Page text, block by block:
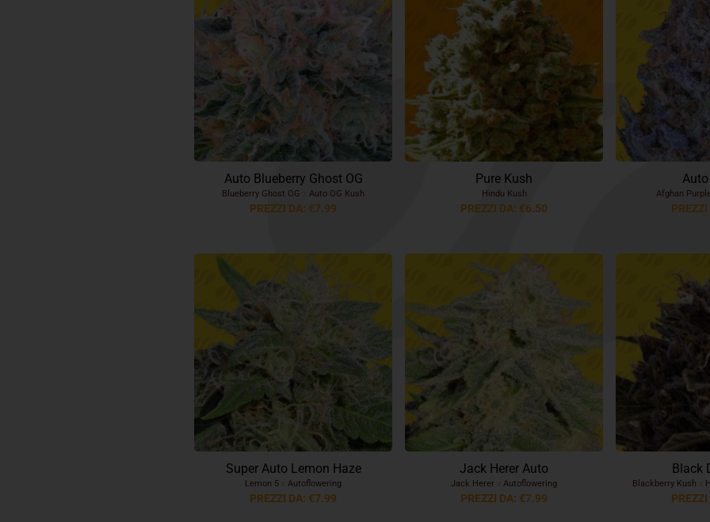
Auto Blueberry Ghost OG
Blueberry Ghost OG Auto OG Kush
PREZZI DA: €7.99
Pure Kush
Hindu Kush
PREZZI DA: €6.50
Afghan Purple
Super Auto Lemon Haze
Lemon 5 Autoflowering
PREZZI DA: €7.99
Jack Herer Auto
Jack Herer Autoflowering
PREZZI DA: €7.99
Black
Blackberry Kush